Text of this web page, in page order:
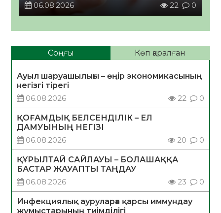
06.08.2026
22 0
Соңғы Көп қаралған
Ауыл шаруашылығы – өңір экономикасының
негізгі тірегі
06.08.2026
22 0
ҚОҒАМДЫҚ БЕЛСЕНДІЛІК – ЕЛ
ДАМУЫНЫҢ НЕГІЗІ
06.08.2026
20 0
ҚҰРЫЛТАЙ САЙЛАУЫ – БОЛАШАҚҚА
БАСТАР ЖАУАПТЫ ТАҢДАУ
06.08.2026
23 0
Инфекциялық ауруларға қарсы иммундау
жұмыстарының тиімділігі